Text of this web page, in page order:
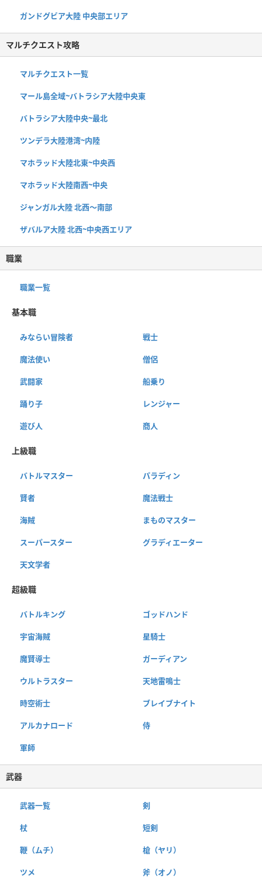
ガンドグビア大陸 中央部エリア
マルチクエスト攻略
マルチクエスト一覧
マール島全域~バトラシア大陸中央東
バトラシア大陸中央~最北
ツンデラ大陸港湾~内陸
マホラッド大陸北東~中央西
マホラッド大陸南西~中央
ジャンガル大陸 北西〜南部
ザバルア大陸 北西~中央西エリア
職業
職業一覧
基本職
みならい冒険者 戦士
魔法使い 僧侶
武闘家 船乗り
踊り子 レンジャー
遊び人 商人
上級職
バトルマスター パラディン
賢者 魔法戦士
海賊 まものマスター
スーパースター グラディエーター
天文学者
超級職
バトルキング ゴッドハンド
宇宙海賊 星騎士
魔賢導士 ガーディアン
ウルトラスター 天地雷鳴士
時空術士 ブレイブナイト
アルカナロード 侍
軍師
武器
武器一覧 剣
杖 短剣
鞭（ムチ） 槍（ヤリ）
ツメ 斧（オノ）